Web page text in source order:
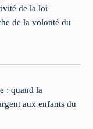
de la loi
de la volonté du
: quand la
aux enfants du